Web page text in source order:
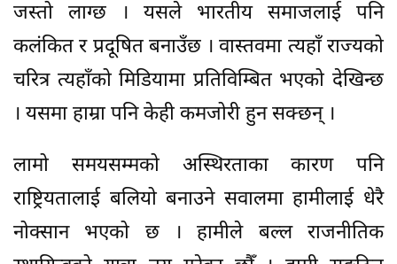
जस्तो लाग्छ । यसले भारतीय समाजलाई पनि
कलंकित र प्रदूषित बनाउँछ । वास्तवमा त्यहाँ राज्यको
चरित्र त्यहाँको मिडियामा प्रतिविम्बित भएको देखिन्छ
। यसमा हाम्रा पनि केही कमजोरी हुन सक्छन् ।
लामो समयसम्मको अस्थिरताका कारण पनि
राष्ट्रियतालाई बलियो बनाउने सवालमा हामीलाई धेरै
नोक्सान भएको छ । हामीले बल्ल राजनीतिक